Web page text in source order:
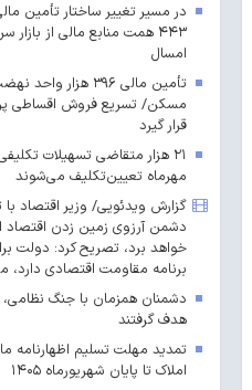
در مسیر تغییر ساختار تأمین
۴۴۳ همت منابع مالی از بازار
امسال
تأمین مالی ۳۹۶
مسکن/ تسریع فروش اقساطی
قرار گیرد
۲۱ هزار متقاضی تسهیلات
مهرماه تعیین‌تکلیف می‌شوند
گزارش ویدئویی/ وزیر اقتصاد با
دشمن آرزوی زمین زدن اقتصاد
خواهد برد، تصریح کرد: دولت
برنامه مقاومت اقتصادی دارد،
دشمنان همزمان با جنگ نظامی،
هدف گرفتند
تمدید مهلت تسلیم اظهارنامه
املاک تا پایان شهریورماه ۱۴۰۵